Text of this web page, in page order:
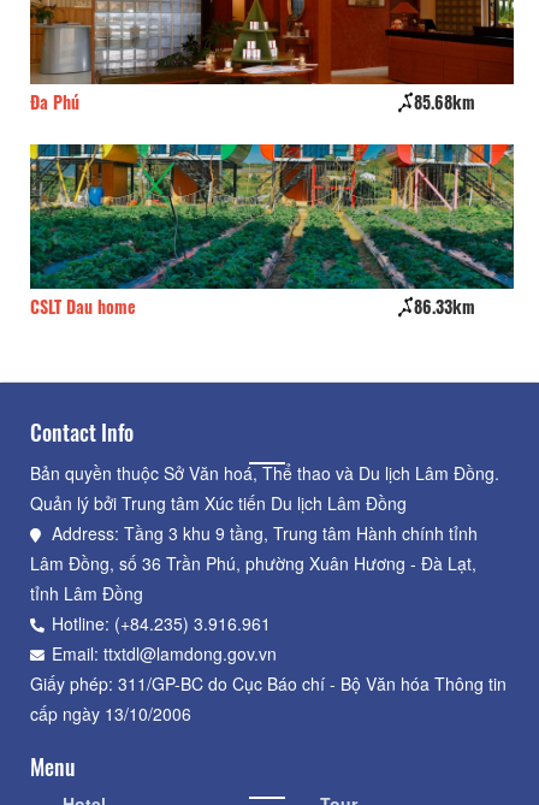
Đa Phú 85.68km
CSLT Dau home 86.33km
Contact Info
Bản quyền thuộc Sở Văn hoá, Thể thao và Du lịch Lâm Đồng.
Quản lý bởi Trung tâm Xúc tiến Du lịch Lâm Đồng
Address: Tầng 3 khu 9 tầng, Trung tâm Hành chính tỉnh
Lâm Đồng, số 36 Trần Phú, phường Xuân Hương - Đà Lạt,
tỉnh Lâm Đồng
Hotline: (+84.235) 3.916.961
Email: ttxtdl@lamdong.gov.vn
Giấy phép: 311/GP-BC do Cục Báo chí - Bộ Văn hóa Thông tin
cấp ngày 13/10/2006
Menu